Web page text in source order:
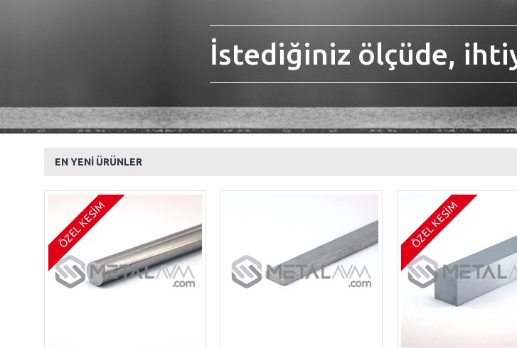
İstediğiniz ölçüde,
EN YENİ ÜRÜNLER
ÖZEL KESİM ÖZEL KESİM